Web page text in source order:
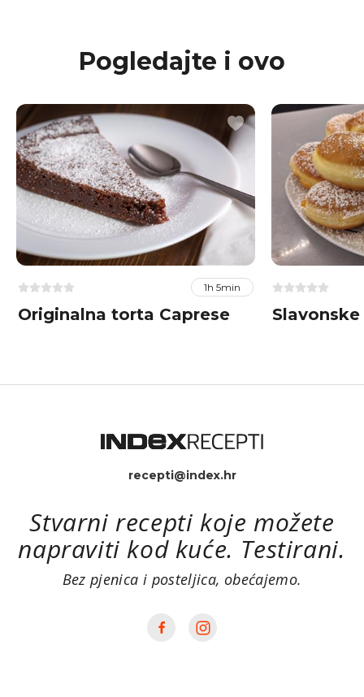
Pogledajte i ovo
1h 5min
Originalna torta Caprese
recepti@index.hr
Stvarni recepti koje možete
napraviti kod kuće. Testirani.
Bez pjenica i posteljica, obećajemo.